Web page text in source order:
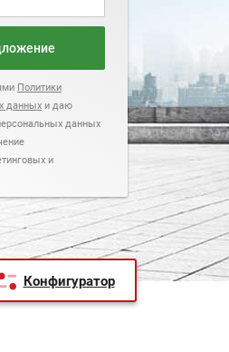
Политики
данных и даю
данных
и
Конфигуратор